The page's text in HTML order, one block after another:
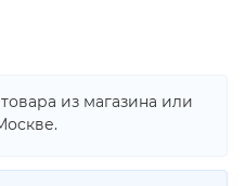
из магазина или